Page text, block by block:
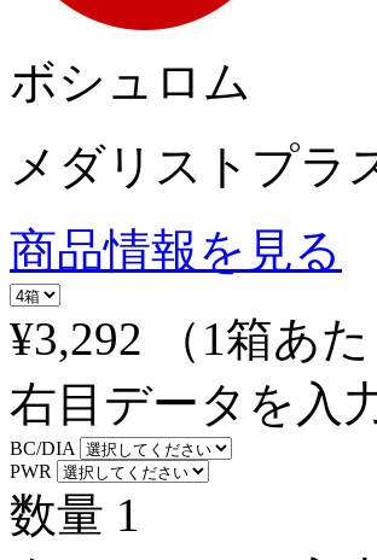
ボシュロム
メダリストプラ
商品情報を見る
¥3,292
（1箱あた
右目データを入
BC/DIA
PWR
数量 1